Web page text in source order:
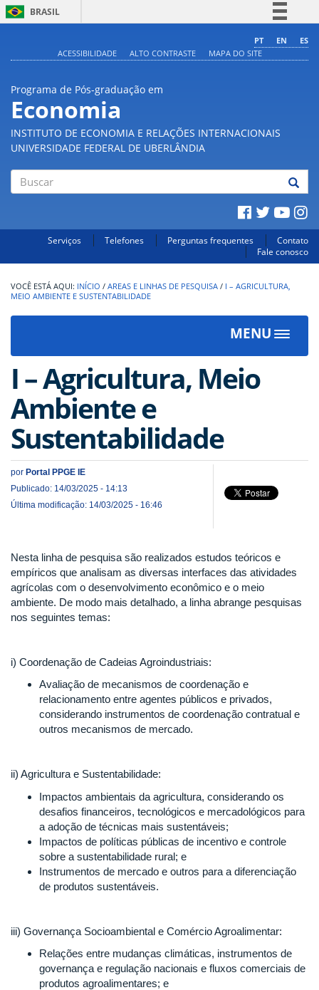
BRASIL
Comunica BR
PT EN
ES
ACESSIBILIDADE
ALTO CONTRASTE MAPA DO SITE
Programa de Pós-graduação em
Economia
INSTITUTO DE ECONOMIA E RELAÇÕES INTERNACIONAIS
UNIVERSIDADE FEDERAL DE UBERLÂNDIA
Serviços Telefones Perguntas frequentes
Contato
Fale conosco
INÍCIO / AREAS E LINHAS DE PESQUISA / I – AGRICULTURA,
MEIO AMBIENTE E SUSTENTABILIDADE
MENU
Toggle
I – Agricultura, Meio
Ambiente e
Sustentabilidade
por Portal PPGE IE
Publicado: 14/03/2025 - 14:13
Última modificação: 14/03/2025 - 16:46
Nesta linha de pesquisa são realizados estudos teóricos e
empíricos que analisam as diversas interfaces das atividades
agrícolas com o desenvolvimento econômico e o meio
ambiente. De modo mais detalhado, a linha abrange pesquisas
nos seguintes temas:
i) Coordenação de Cadeias Agroindustriais:
Avaliação de mecanismos de coordenação e
relacionamento entre agentes públicos e privados,
considerando instrumentos de coordenação contratual e
outros mecanismos de mercado.
ii) Agricultura e Sustentabilidade:
Impactos ambientais da agricultura, considerando os
desafios financeiros, tecnológicos e mercadológicos para
a adoção de técnicas mais sustentáveis;
Impactos de políticas públicas de incentivo e controle
sobre a sustentabilidade rural; e
Instrumentos de mercado e outros para a diferenciação
de produtos sustentáveis.
iii) Governança Socioambiental e Comércio Agroalimentar:
Relações entre mudanças climáticas, instrumentos de
governança e regulação nacionais e fluxos comerciais de
produtos agroalimentares; e